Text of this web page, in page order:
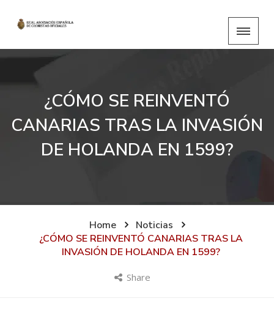
¿CÓMO SE REINVENTÓ
CANARIAS TRAS LA INVASIÓN
DE HOLANDA EN 1599?
Home
Noticias
¿CÓMO SE REINVENTÓ CANARIAS TRAS LA
INVASIÓN DE HOLANDA EN 1599?
Share